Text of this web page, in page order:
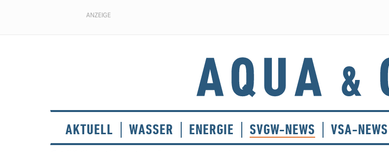
ANZEIGE
AKTUELL WASSER ENERGIE SVGW-NEWS VSA-NEWS